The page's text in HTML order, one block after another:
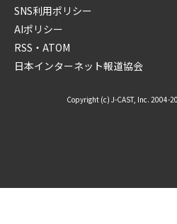
SNS利用ポリシー
AIポリシー
RSS・ATOM
日本インターネット報道協会
Copyright (c) J-CAST, Inc. 2004-